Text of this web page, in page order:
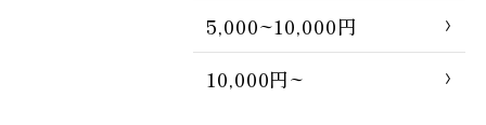
5,000~10,000円
10,000円~